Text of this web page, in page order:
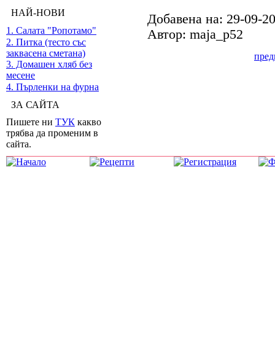
НАЙ-НОВИ
1. Салата "Ропотамо"
2. Питка (тесто със
заквасена сметана)
3. Домашен хляб без
месене
4. Пърленки на фурна
ЗА САЙТА
Пишете ни ТУК какво
трябва да променим в
сайта.
Добавена на: 29-09-
Автор: maja_p52